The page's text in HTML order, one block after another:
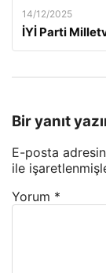
14/12/2025
İYİ Parti
Bir yanıt
E-posta
ile
Yorum *